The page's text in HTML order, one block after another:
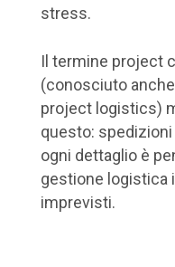
stress.
Il termine project
(conosciuto
project logistics)
questo:
ogni dettaglio è
gestione logistica
imprevisti.